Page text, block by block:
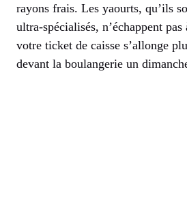
rayons frais. Les yaourts, qu’ils
ultra-spécialisés, n’échappent
votre ticket de caisse s’allonge
devant la boulangerie un